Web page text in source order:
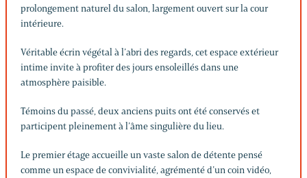
prolongement naturel du salon, largement ouvert sur la cour
intérieure.
Véritable écrin végétal à l’abri des regards, cet espace extérieur
intime invite à profiter des jours ensoleillés dans une
atmosphère paisible.
Témoins du passé, deux anciens puits ont été conservés et
participent pleinement à l’âme singulière du lieu.
Le premier étage accueille un vaste salon de détente pensé
comme un espace de convivialité, agrémenté d’un coin vidéo,